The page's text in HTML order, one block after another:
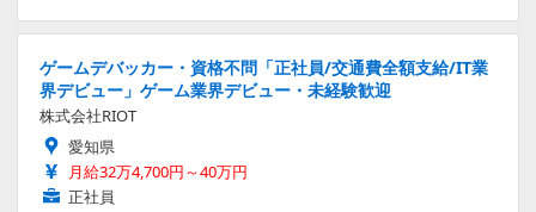
ゲームデバッカー・資格不問「正社員/交通費全額支給/IT業
界デビュー」ゲーム業界デビュー・未経験歓迎
株式会社RIOT
愛知県
月給32万4,700円～40万円
正社員